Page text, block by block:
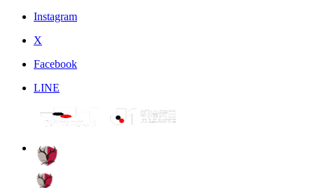
Instagram
X
Facebook
LINE